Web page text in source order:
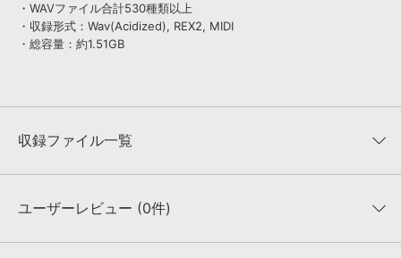
・WAVファイル合計530種類以上
・収録形式：Wav(Acidized), REX2, MIDI
・総容量：約1.51GB
収録ファイル一覧
収録ファイル一覧
ユーザーレビュー (0件)